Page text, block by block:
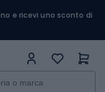
e ricevi uno sconto di